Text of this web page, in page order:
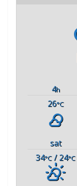
4h
26°C
sat
34°C / 24°C